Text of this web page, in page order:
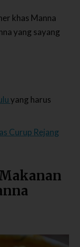
khas Manna
yang sayang
yang harus
Curup Rejang